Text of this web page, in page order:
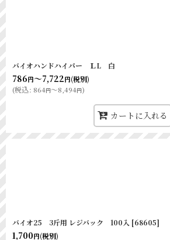
バイオハンドハイパー ＬL 白
786円～7,722円(税別)
(税込: 864円～8,494円)
カートに入れる
バイオ25 3斤用 レジバック 100入 [68605]
1,700円(税別)